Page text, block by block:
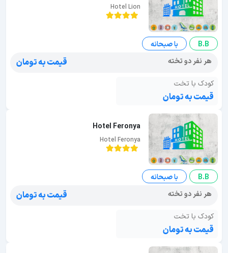
Hotel Lion
B.B
با صبحانه
هر نفر دو تخته
قیمت به تومان
کودک با تخت
قیمت به تومان
Hotel Feronya
Hotel Feronya
B.B
با صبحانه
هر نفر دو تخته
قیمت به تومان
کودک با تخت
قیمت به تومان